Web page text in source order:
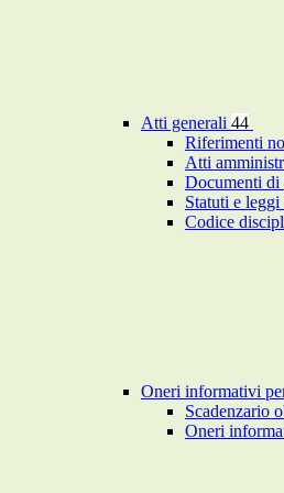
Atti generali 44
Riferimenti
Atti
Documenti di
Statuti e
Codice
Oneri informativi
Scadenzario
Oneri